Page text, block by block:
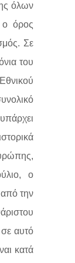
όλων
όρος
Σε
του
ο
από την
αυτό
κατά